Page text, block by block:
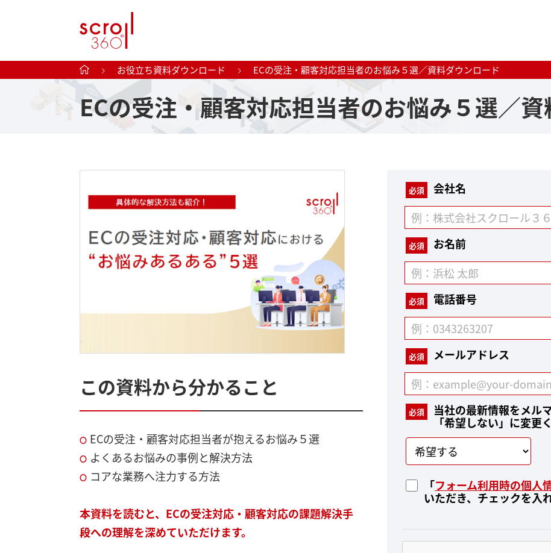
お役立ち資料ダウンロード ECの受注・顧客対応担当者のお悩み５選／資料ダウンロード
ECの受注・顧客対応担当者のお悩み５選／
この資料から分かること
ECの受注・顧客対応担当者が抱えるお悩み５選
よくあるお悩みの事例と解決方法
コアな業務へ注力する方法
本資料を読むと、ECの受注対応・顧客対応の課題解決手
段への理解を深めていただけます。
必須 会社名
必須 お名前
必須 電話番号
必須 メールアドレス
必須
当社の最新情報をメル
「希望しない」に変更
「フォーム利用時の個人
いただき、チェックを入